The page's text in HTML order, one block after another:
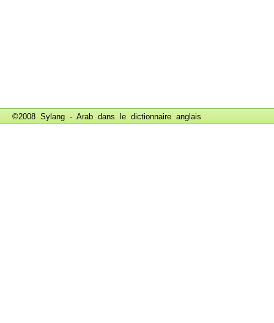
©2008 Sylang - Arab dans le dictionnaire anglais